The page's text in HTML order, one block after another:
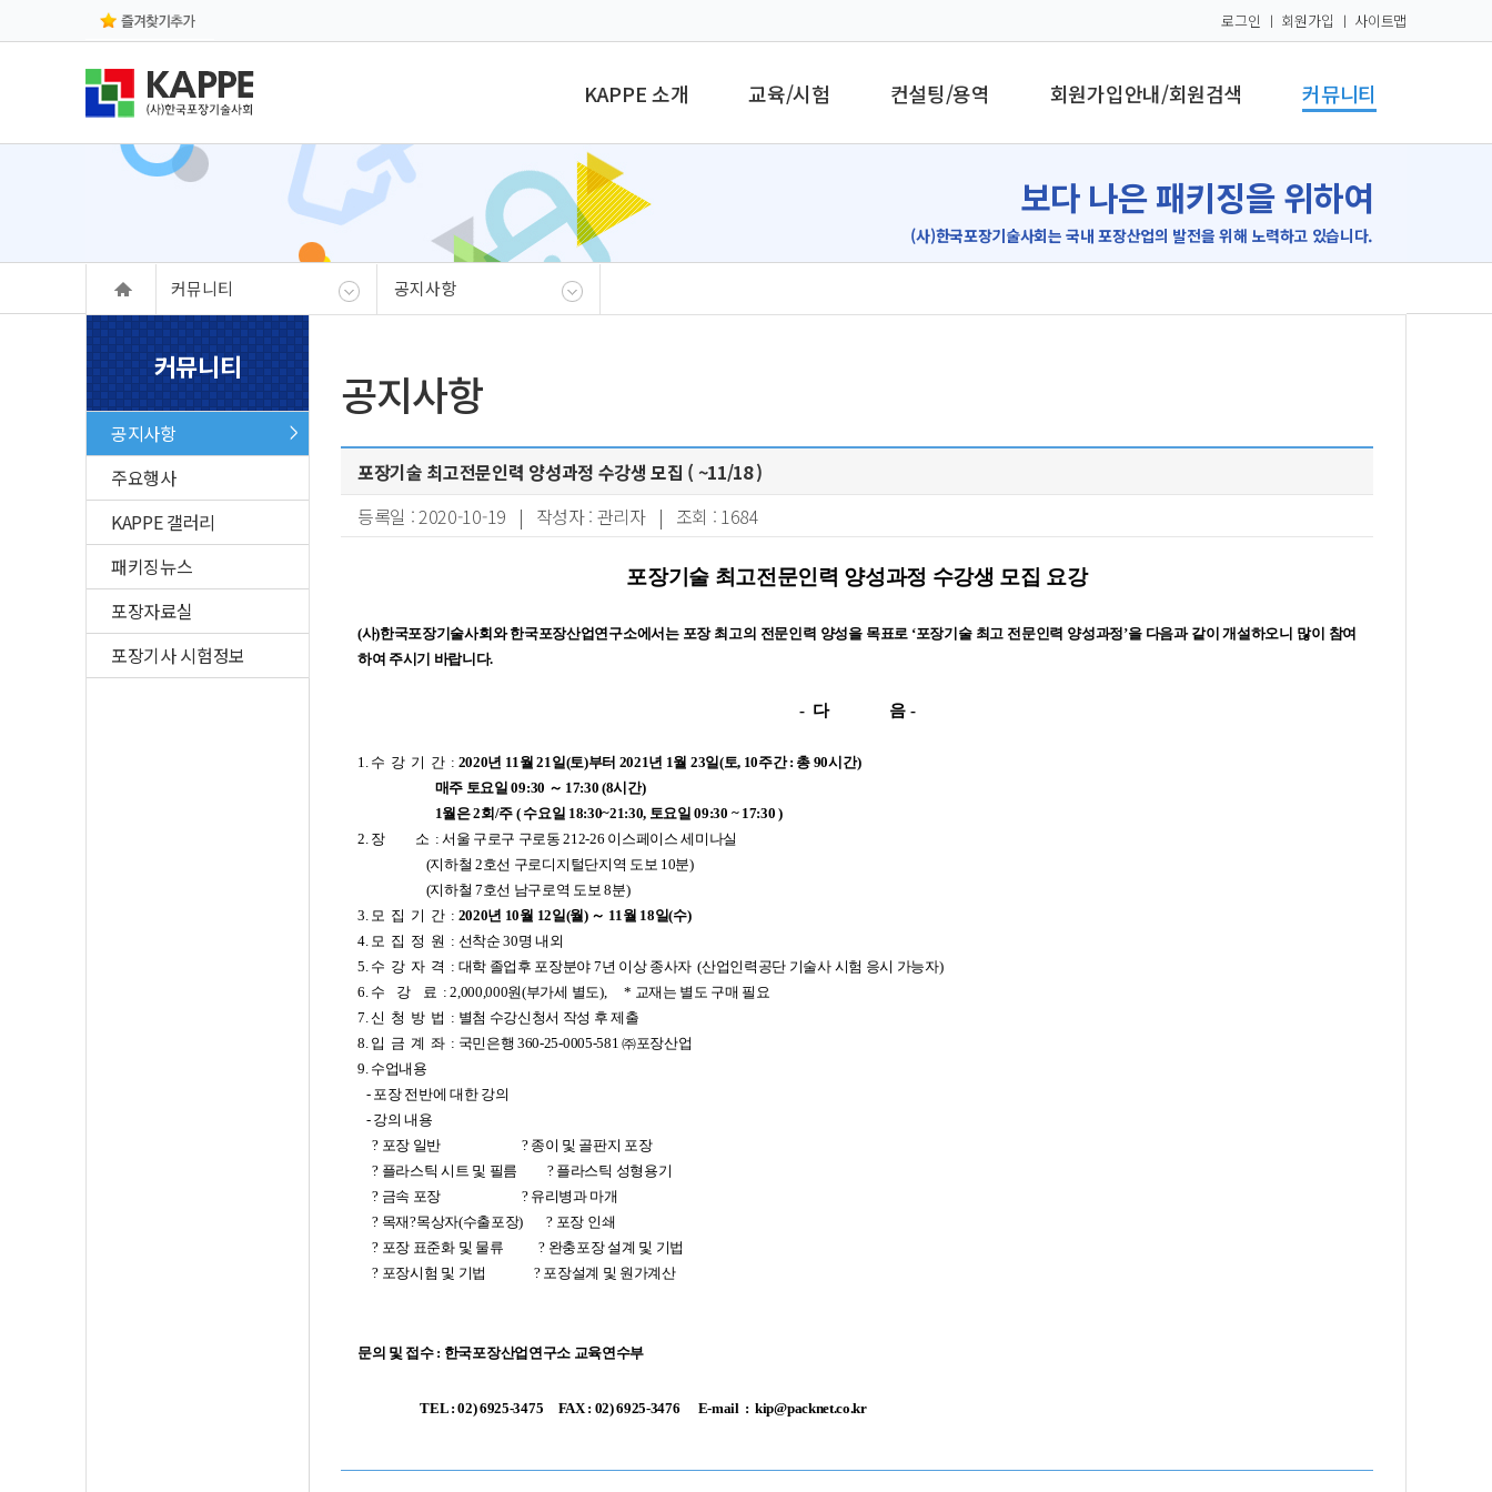
본문 바로가기
주메뉴 바로가기 로그인 ㅣ 회원가입 ㅣ 사이트맵
KAPPE 소개 교육/시험 컨설팅/용역 회원가입안내/회원검색 커뮤니티
보다 나은 패키징을 위하여
(사)한국포장기술사회는 국내 포장산업의 발전을 위해 노력하고 있습니다.
커뮤니티 공지사항
커뮤니티
공지사항
주요행사
KAPPE 갤러리
패키징뉴스
포장자료실
포장기사 시험정보
공지사항
포장기술 최고전문인력 양성과정 수강생 모집 ( ~11/18 )
등록일 : 2020-10-19 | 작성자 : 관리자 | 조회 : 1684
포장기술 최고전문인력 양성과정 수강생 모집 요강
(사)한국포장기술사회와 한국포장산업연구소에서는 포장 최고의 전문인력 양성을 목표로‘포장기술 최고 전문인력 양성과정’을 다음과 같이 개설하오니 많이 참여
하여 주시기 바랍니다.
- 다 음 -
1. 수 강 기 간: 2020년 11월21일(토)부터 2021년 1월 23일(토, 10주간: 총 90시간)
매주 토요일 09:30 ～ 17:30 (8시간)
1월은 2회/주 ( 수요일 18:30~21:30, 토요일 09:30 ~ 17:30 )
2. 장 소 : 서울 구로구 구로동212-26 이스페이스 세미나실
(지하철 2호선 구로디지털단지역 도보 10분)
(지하철 7호선 남구로역 도보8분)
3. 모 집 기 간: 2020년 10월 12일(월) ～ 11월 18일(수)
4. 모 집 정 원 : 선착순30명 내외
5. 수 강 자 격 : 대학 졸업후 포장분야 7년 이상 종사자 (산업인력공단 기술사 시험 응시 가능자)
6. 수 강 료 : 2,000,000원(부가세 별도), * 교재는 별도 구매 필요
7.신 청 방 법 : 별첨 수강신청서 작성 후 제출
8. 입 금 계 좌 : 국민은행360-25-0005-581 ㈜포장산업
9. 수업내용
- 포장 전반에 대한 강의
- 강의 내용
? 포장 일반 ? 종이 및 골판지 포장
? 플라스틱 시트 및 필름 ? 플라스틱 성형용기
? 금속 포장 ? 유리병과 마개
? 목재?목상자(수출포장) ? 포장 인쇄
? 포장 표준화 및 물류 ? 완충포장 설계 및 기법
? 포장시험 및 기법 ? 포장설계 및 원가계산
문의 및 접수: 한국포장산업연구소 교육연수부
TEL : 02) 6925-3475 FAX : 02) 6925-3476 E-mail : kip@packnet.co.kr